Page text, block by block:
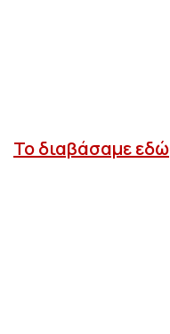
Το διαβάσαμε εδώ